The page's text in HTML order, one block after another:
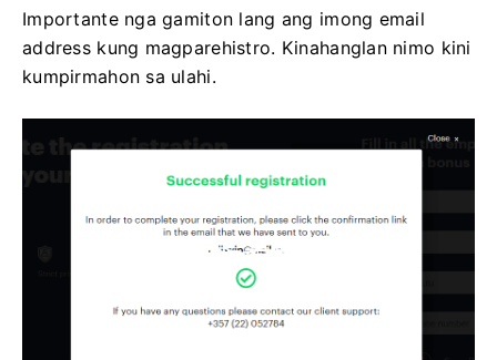
Importante nga gamiton lang ang imong email
address kung magparehistro. Kinahanglan nimo kini
kumpirmahon sa ulahi.